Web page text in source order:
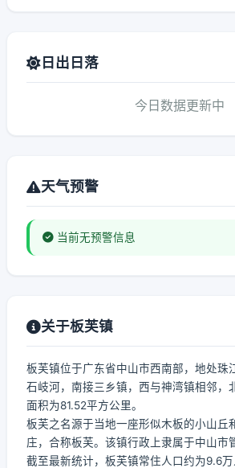
日出日落
今日数据更新中
天气预警
当前无预警信息
关于板芙镇
板芙镇位于广东省中山市西南部，地处珠
石岐河，南接三乡镇，西与神湾镇相邻，
面积为81.52平方公里。
板芙之名源于当地一座形似木板的小山丘
庄，合称板芙。该镇行政上隶属于中山市
截至最新统计，板芙镇常住人口约为9.6